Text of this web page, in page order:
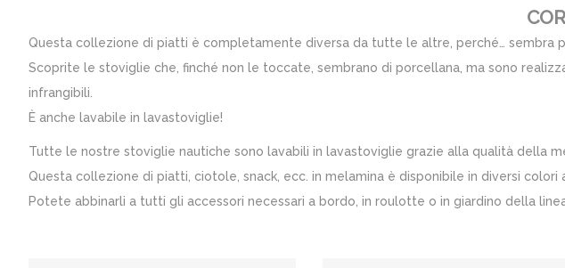
Questa collezione di piatti è completamente diversa da tutte le altre, perché… sembra
Scoprite le stoviglie che, finché non le toccate, sembrano di porcellana, ma sono
infrangibili.
È anche lavabile in lavastoviglie!
Tutte le nostre stoviglie nautiche sono lavabili in lavastoviglie grazie alla qualità della
Questa collezione di piatti, ciotole, snack, ecc. in melamina è disponibile in diversi
Potete abbinarli a tutti gli accessori necessari a bordo, in roulotte o in giardino della